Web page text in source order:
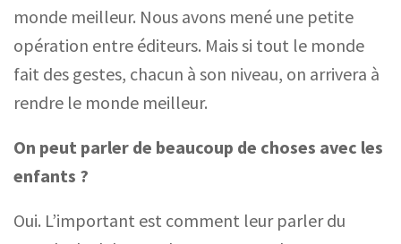
monde meilleur. Nous avons mené une petite
opération entre éditeurs. Mais si tout le monde
fait des gestes, chacun à son niveau, on arrivera à
rendre le monde meilleur.
On peut parler de beaucoup de choses avec les
enfants ?
Oui. L’important est comment leur parler du